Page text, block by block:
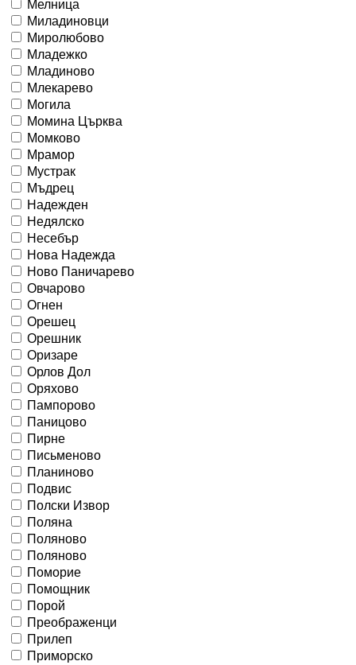
Мелница
Миладиновци
Миролюбово
Младежко
Младиново
Млекарево
Могила
Момина Църква
Момково
Мрамор
Мустрак
Мъдрец
Надежден
Недялско
Несебър
Нова Надежда
Ново Паничарево
Овчарово
Огнен
Орешец
Орешник
Оризаре
Орлов Дол
Оряхово
Пампорово
Паницово
Пирне
Письменово
Планиново
Подвис
Полски Извор
Поляна
Поляново
Поляново
Поморие
Помощник
Порой
Преображенци
Прилеп
Приморско